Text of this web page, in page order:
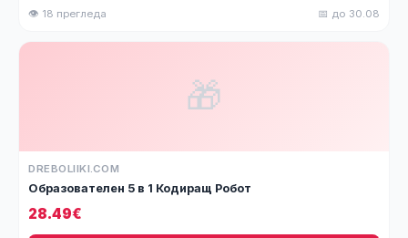
👁 18 прегледа 📅 до 30.08
🎁
DREBOLIIKI.COM
Образователен 5 в 1 Кодиращ Робот
28.49€